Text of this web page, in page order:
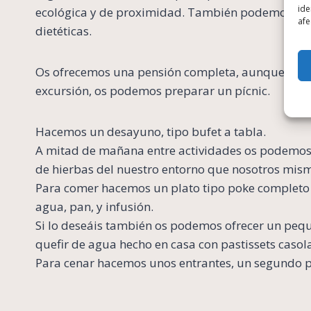
ecológica y de proximidad. También podemos
dietéticas.
Os ofrecemos una pensión completa, aunque si
excursión, os podemos preparar un pícnic.
Hacemos un desayuno, tipo bufet a tabla.
A mitad de mañana entre actividades os
de hierbas del nuestro entorno que nosotros
Para comer hacemos un plato tipo poke
agua, pan, y infusión.
Si lo deseáis también os podemos ofrecer un
quefir de agua hecho en casa con pastissets
Para cenar hacemos unos entrantes, un segundo